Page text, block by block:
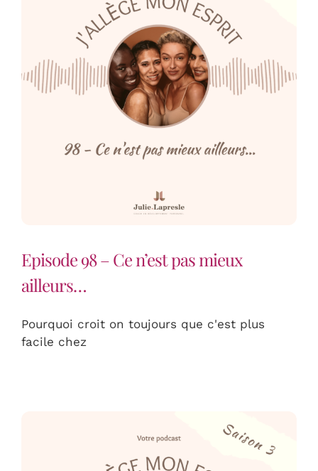
Episode 98 – Ce n’est pas mieux
ailleurs…
Pourquoi croit on toujours que c'est plus
facile chez